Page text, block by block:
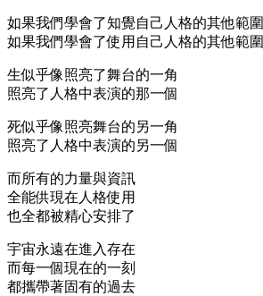
如果我們學會了知覺自己人格的其他範圍
如果我們學會了使用自己人格的其他範圍
生似乎像照亮了舞台的一角
照亮了人格中表演的那一個
死似乎像照亮舞台的另一角
照亮了人格中表演的另一個
而所有的力量與資訊
全能供現在人格使用
也全都被精心安排了
宇宙永遠在進入存在
而每一個現在的一刻
都攜帶著固有的過去